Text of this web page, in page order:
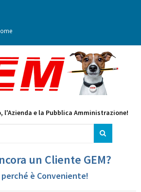
l'Azienda e la Pubblica Amministrazione!
un Cliente GEM?
è Conveniente!